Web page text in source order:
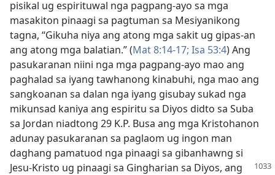
pisikal ug espirituwal nga pagpang-ayo sa mga
masakiton pinaagi sa pagtuman sa Mesiyanikong
tagna, “Gikuha niya ang atong mga sakit ug gipas-an
ang atong mga balatian.” (Mat 8:14-17; Isa 53:4) Ang
pasukaranan niini nga mga pagpang-ayo mao ang
paghalad sa iyang tawhanong kinabuhi, nga mao ang
sangkoanan sa dalan nga iyang gisubay sukad nga
mikunsad kaniya ang espiritu sa Diyos didto sa Suba
sa Jordan niadtong 29 K.P. Busa ang mga Kristohanon
adunay pasukaranan sa paglaom ug ingon man
daghang pamatuod nga pinaagi sa gibanhawng si
Jesu-Kristo ug pinaagi sa Gingharian sa Diyos, ang